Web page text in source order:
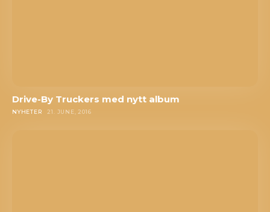
Drive-By Truckers med nytt album
NYHETER 21. JUNE, 2016